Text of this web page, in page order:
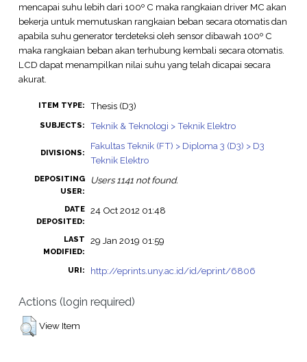
mencapai suhu lebih dari 100º C maka rangkaian driver MC akan
bekerja untuk memutuskan rangkaian beban secara otomatis dan
apabila suhu generator terdeteksi oleh sensor dibawah 100º C
maka rangkaian beban akan terhubung kembali secara otomatis.
LCD dapat menampilkan nilai suhu yang telah dicapai secara
akurat.
ITEM TYPE: Thesis (D3)
SUBJECTS: Teknik & Teknologi > Teknik Elektro
DIVISIONS:
Fakultas Teknik (FT) > Diploma 3 (D3) > D3
Teknik Elektro
DEPOSITING
USER:
Users 1141 not found.
DATE
DEPOSITED:
24 Oct 2012 01:48
LAST
MODIFIED:
29 Jan 2019 01:59
URI: http://eprints.uny.ac.id/id/eprint/6806
Actions (login required)
View Item